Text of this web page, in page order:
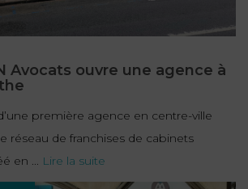
Avocats ouvre une agence à
première agence en centre-ville
réseau de franchises de cabinets
en ... Lire la suite